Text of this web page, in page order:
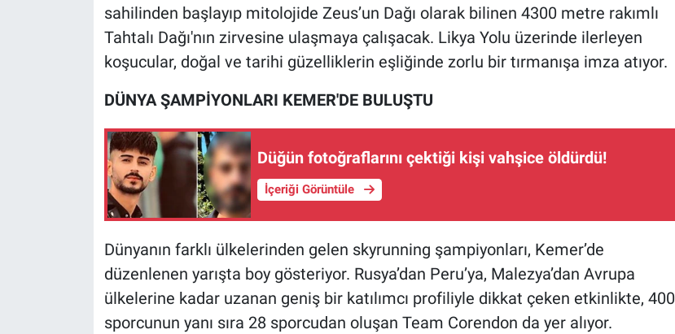
sahilinden başlayıp mitolojide Zeus’un Dağı olarak bilinen 4300 metre rakımlı
Tahtalı Dağı'nın zirvesine ulaşmaya çalışacak. Likya Yolu üzerinde ilerleyen
koşucular, doğal ve tarihi güzelliklerin eşliğinde zorlu bir tırmanışa imza atıyor.
DÜNYA ŞAMPİYONLARI KEMER'DE BULUŞTU
Düğün fotoğraflarını çektiği kişi vahşice öldürdü!
İçeriği Görüntüle
Dünyanın farklı ülkelerinden gelen skyrunning şampiyonları, Kemer’de
düzenlenen yarışta boy gösteriyor. Rusya’dan Peru’ya, Malezya’dan Avrupa
ülkelerine kadar uzanan geniş bir katılımcı profiliyle dikkat çeken etkinlikte, 400
sporcunun yanı sıra 28 sporcudan oluşan Team Corendon da yer alıyor.
Teknoloji
Türkiye'nin Geleceği
Türkiye'nin Gündemi
Yerel Gündem
Yerel Yaşam
Canlı Yayın